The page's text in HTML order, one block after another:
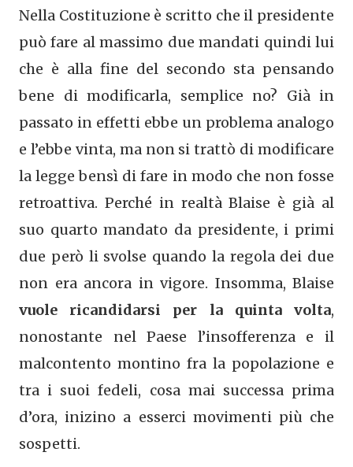
Nella Costituzione è scritto che il presidente
può fare al massimo due mandati quindi lui
che è alla fine del secondo sta pensando
bene di modificarla, semplice no? Già in
passato in effetti ebbe un problema analogo
e l’ebbe vinta, ma non si trattò di modificare
la legge bensì di fare in modo che non fosse
retroattiva. Perché in realtà Blaise è già al
suo quarto mandato da presidente, i primi
due però li svolse quando la regola dei due
non era ancora in vigore. Insomma, Blaise
vuole ricandidarsi per la quinta volta,
nonostante nel Paese l’insofferenza e il
malcontento montino fra la popolazione e
tra i suoi fedeli, cosa mai successa prima
d’ora, inizino a esserci movimenti più che
sospetti.